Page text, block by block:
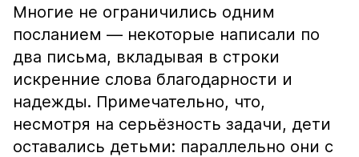
Многие не ограничились одним
посланием — некоторые написали по
два письма, вкладывая в строки
искренние слова благодарности и
надежды. Примечательно, что,
несмотря на серьёзность задачи, дети
оставались детьми: параллельно они с